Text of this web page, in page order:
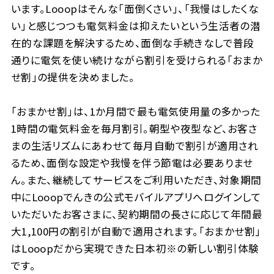
います。Looopはそんな「面倒くさい」、「我慢はしたくな
い」と感じつつも電気料金は抑えたいという生活者の潜
在的な課題を解決するため、面倒な手続きなしで普段
通りに電気を使い続けながら割引を受けられる「おまか
せ割」の提供を決めました。
「おまかせ割」は、1か月間で最も電気使用量の多かった
1時間の電気料金を毎月割引。朝型や夜型など、お客さ
まの生活リズムにあわせて毎月自動で割引が適用され
るため、面倒な設定や我慢を伴う節電は必要ありませ
ん。また、継続してサービスをご利用いただき、対象期間
中にLooopでんきの公式モバイルアプリへログインして
いただいたお客さまに、契約期間の長さに応じて年間最
大1,100円の割引が自動で適用されます。「おまかせ割」
はLooopだから実現できた日本初※の新しい割引体験
です。